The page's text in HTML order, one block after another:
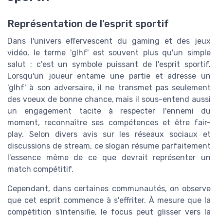
Représentation de l'esprit sportif
Dans l'univers effervescent du gaming et des
jeux
vidéo, le terme 'glhf' est souvent plus qu'un simple
salut ; c'est un symbole puissant de l'esprit sportif.
Lorsqu'un joueur entame une partie et adresse un
'glhf' à son adversaire, il ne transmet pas seulement
des voeux de bonne chance, mais il sous-entend aussi
un engagement tacite à respecter l'ennemi du
moment, reconnaître ses compétences et être fair-
play. Selon divers avissur les réseaux sociaux et
discussions de stream, ce slogan résume parfaitement
l'essence même de ce que devrait représenter un
match compétitif.
Cependant, dans certaines communautés, on observe
que cet esprit commence à s'effriter. À mesure que la
compétition s'intensifie, le focus peut glisser vers la